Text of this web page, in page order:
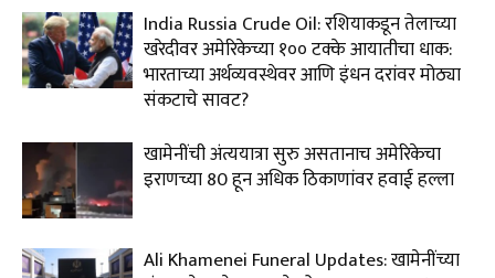
India Russia Crude Oil: रशियाकडून तेलाच्या
खरेदीवर अमेरिकेच्या १०० टक्के आयातीचा धाक:
भारताच्या अर्थव्यवस्थेवर आणि इंधन दरांवर मोठ्या
संकटाचे सावट?
खामेनींची अंत्ययात्रा सुरु असतानाच अमेरिकेचा
इराणच्या 80 हून अधिक ठिकाणांवर हवाई हल्ला
Ali Khamenei Funeral Updates: खामेनींच्या